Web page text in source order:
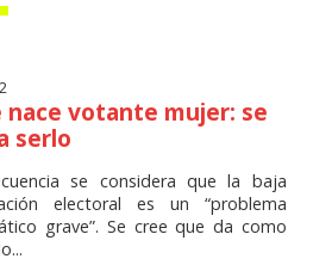
nace votante mujer: se
serlo
se considera que la baja
electoral es un “problema
grave”. Se cree que da como